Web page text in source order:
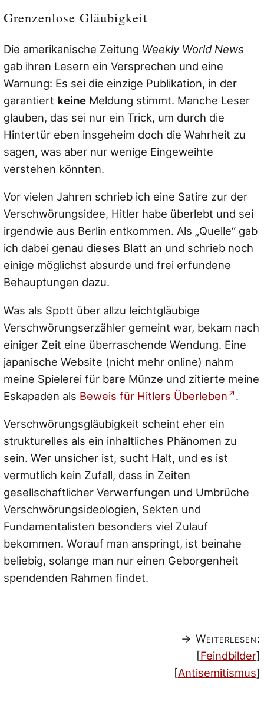
Grenzenlose Gläubigkeit
Die amerikanische Zeitung Weekly World News
gab ihren Lesern ein Versprechen und eine
Warnung: Es sei die einzige Publikation, in der
garantiert keine Meldung stimmt. Manche Leser
glauben, das sei nur ein Trick, um durch die
Hintertür eben insgeheim doch die Wahrheit zu
sagen, was aber nur wenige Eingeweihte
verstehen könnten.
Vor vielen Jahren schrieb ich eine Satire zur der
Verschwörungsidee, Hitler habe überlebt und sei
irgendwie aus Berlin entkommen. Als „Quelle“ gab
ich dabei genau dieses Blatt an und schrieb noch
einige möglichst absurde und frei erfundene
Behauptungen dazu.
Was als Spott über allzu leichtgläubige
Verschwörungserzähler gemeint war, bekam nach
einiger Zeit eine überraschende Wendung. Eine
japanische Website (nicht mehr online) nahm
meine Spielerei für bare Münze und zitierte meine
Eskapaden als Beweis für Hitlers Überleben .
Verschwörungsgläubigkeit scheint eher ein
strukturelles als ein inhaltliches Phänomen zu
sein. Wer unsicher ist, sucht Halt, und es ist
vermutlich kein Zufall, dass in Zeiten
gesellschaftlicher Verwerfungen und Umbrüche
Verschwörungsideologien, Sekten und
Fundamentalisten besonders viel Zulauf
bekommen. Worauf man anspringt, ist beinahe
beliebig, solange man nur einen Geborgenheit
spendenden Rahmen findet.
→ Weiterlesen:
[Feindbilder]
[Antisemitismus]